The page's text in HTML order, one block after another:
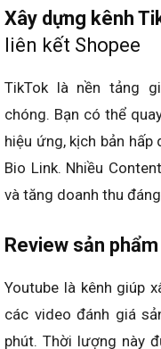
Xây dựng kênh
liên kết Shopee
TikTok là nền tảng
chóng. Bạn có thể
hiệu ứng, kịch bản hấp
Bio Link. Nhiều
và tăng doanh thu
Review sản
Youtube là kênh giúp
các video đánh giá
phút. Thời lượng này